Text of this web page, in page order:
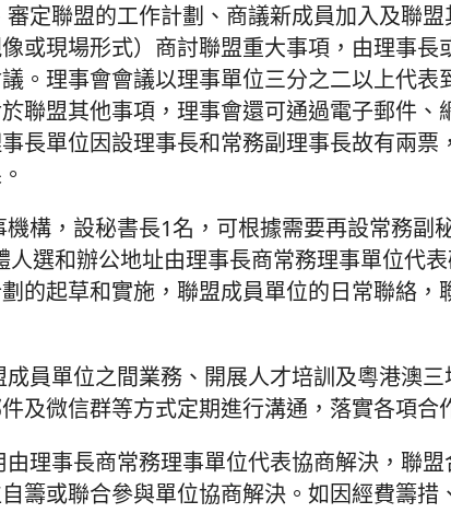
定聯盟的工作計劃、商議新成員加入及聯
或現場形式）商討聯盟重大事項，由理事長
。理事會會議以理事單位三分之二以上代表
聯盟其他事項，理事會還可通過電子郵件、
長單位因設理事長和常務副理事長故有兩票
構，設秘書長1名，可根據需要再設常務副
選和辦公地址由理事長商常務理事單位代
的起草和實施，聯盟成員單位的日常聯絡，
員單位之間業務、開展人才培訓及粵港澳三
及微信群等方式定期進行溝通，落實各項合
理事長商常務理事單位代表協商解決，聯
籌或聯合參與單位協商解決。如因經費籌措